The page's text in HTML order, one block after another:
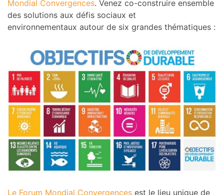
Mondial Convergences. Venez co-construire ensemble
des solutions aux défis sociaux et
environnementaux autour de six grandes thématiques :
Le Forum Mondial Convergences est le lieu unique de